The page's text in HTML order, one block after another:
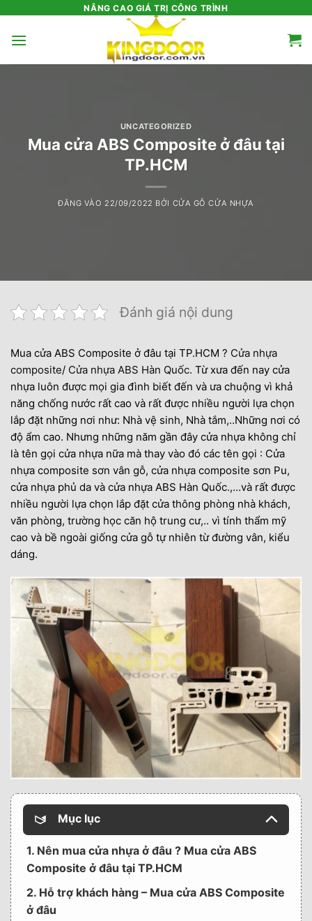
nội
NÂNG CAO GIÁ TRỊ CÔNG TRÌNH
UNCATEGORIZED
Mua cửa ABS Composite ở đâu tại
TP.HCM
ĐĂNG VÀO 22/09/2022 BỞI CỬA GỖ CỬA NHỰA
Đánh giá nội dung
Mua cửa ABS Composite ở đâu tại TP.HCM ? Cửa nhựa
composite/ Cửa nhựa ABS Hàn Quốc. Từ xưa đến nay cửa
nhựa luôn được mọi gia đình biết đến và ưa chuộng vì khả
năng chống nước rất cao và rất được nhiều người lựa chọn
lắp đặt những nơi như: Nhà vệ sinh, Nhà tắm,..Những nơi có
độ ẩm cao. Nhưng những năm gần đây cửa nhựa không chỉ
là tên gọi cửa nhựa nữa mà thay vào đó các tên gọi : Cửa
nhựa composite sơn vân gỗ, cửa nhựa composite sơn Pu,
cửa nhựa phủ da và cửa nhựa ABS Hàn Quốc.,…và rất được
nhiều người lựa chọn lắp đặt cửa thông phòng nhà khách,
văn phòng, trường học căn hộ trung cư,.. vì tính thẩm mỹ
cao và bề ngoài giống cửa gỗ tự nhiên từ đường vân, kiểu
dáng.
Mục lục
1. Nên mua cửa nhựa ở đâu ? Mua cửa ABS
Composite ở đâu tại TP.HCM
2. Hỗ trợ khách hàng – Mua cửa ABS Composite
ở đâu